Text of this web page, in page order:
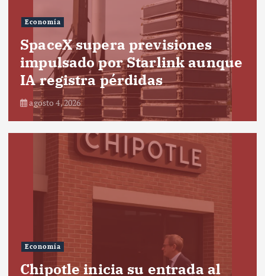
Economía
SpaceX supera previsiones
impulsado por Starlink aunque
IA registra pérdidas
agosto 4, 2026
Economía
Chipotle inicia su entrada al